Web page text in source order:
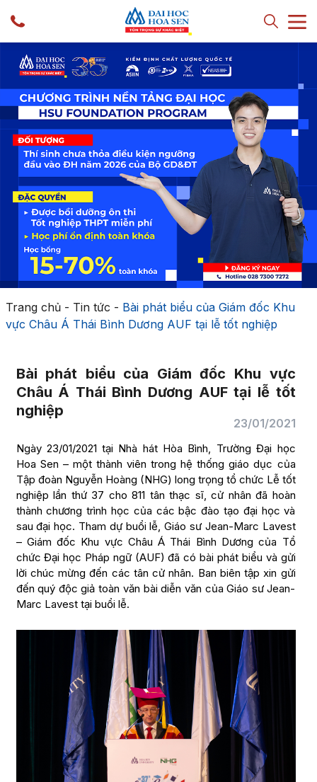
Trang chủ- Tin tức - Bài phát biểu của Giám đốc Khu
vực Châu Á Thái Bình Dương AUF tại lễ tốt nghiệp
Bài phát biểu của Giám đốc Khu vực
Châu Á Thái Bình Dương AUF tại lễ tốt
nghiệp
23/01/2021
Ngày 23/01/2021 tại Nhà hát Hòa Bình, Trường Đại học
Hoa Sen – một thành viên trong hệ thống giáo dục của
Tập đoàn Nguyễn Hoàng (NHG) long trọng tổ chức Lễ tốt
nghiệp lần thứ 37 cho 811 tân thạc sĩ, cử nhân đã hoàn
thành chương trình học của các bậc đào tạo đại học và
sau đại học. Tham dự buổi lễ, Giáo sư Jean-Marc Lavest
– Giám đốc Khu vực Châu Á Thái Bình Dương của Tổ
chức Đại học Pháp ngữ (AUF) đã có bài phát biểu và gửi
lời chúc mừng đến các tân cử nhân. Ban biên tập xin gửi
đến quý độc giả toàn văn bài diễn văn của Giáo sư Jean-
Marc Lavest tại buổi lễ.